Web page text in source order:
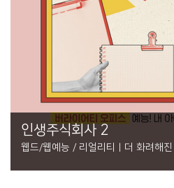
인생주식회사 2
웹드/웹예능 / 리얼리티 | 더 화려해